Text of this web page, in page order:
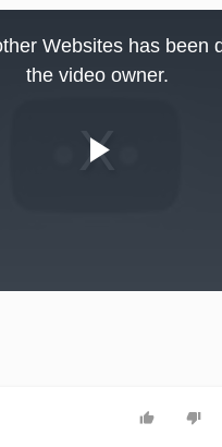
Video
Websites has been
the video owner.